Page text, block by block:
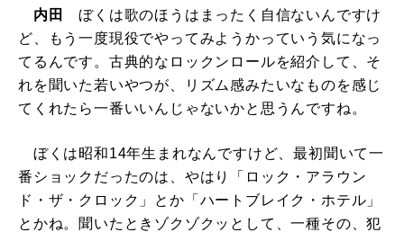
内田
ぼくは歌のほうはまったく自信ないんですけ
ど、もう一度現役でやってみようかっていう気になっ
てるんです。古典的なロックンロールを紹介して、そ
れを聞いた若いやつが、リズム感みたいなものを感じ
てくれたら一番いいんじゃないかと思うんですね。
ぼくは昭和14年生まれなんですけど、最初聞いて一
番ショックだったのは、やはり「ロック・アラウン
ド・ザ・クロック」とか「ハートブレイク・ホテル」
とかね。聞いたときゾクゾクッとして、一種その、犯